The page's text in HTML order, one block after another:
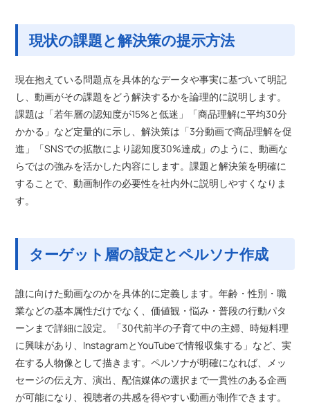
現状の課題と解決策の提示方法
現在抱えている問題点を具体的なデータや事実に基づいて明記
し、動画がその課題をどう解決するかを論理的に説明します。
課題は「若年層の認知度が15%と低迷」「商品理解に平均30分
かかる」など定量的に示し、解決策は「3分動画で商品理解を促
進」「SNSでの拡散により認知度30%達成」のように、動画な
らではの強みを活かした内容にします。課題と解決策を明確に
することで、動画制作の必要性を社内外に説明しやすくなりま
す。
ターゲット層の設定とペルソナ作成
誰に向けた動画なのかを具体的に定義します。年齢・性別・職
業などの基本属性だけでなく、価値観・悩み・普段の行動パタ
ーンまで詳細に設定。「30代前半の子育て中の主婦、時短料理
に興味があり、InstagramとYouTubeで情報収集する」など、実
在する人物像として描きます。ペルソナが明確になれば、メッ
セージの伝え方、演出、配信媒体の選択まで一貫性のある企画
が可能になり、視聴者の共感を得やすい動画が制作できます。